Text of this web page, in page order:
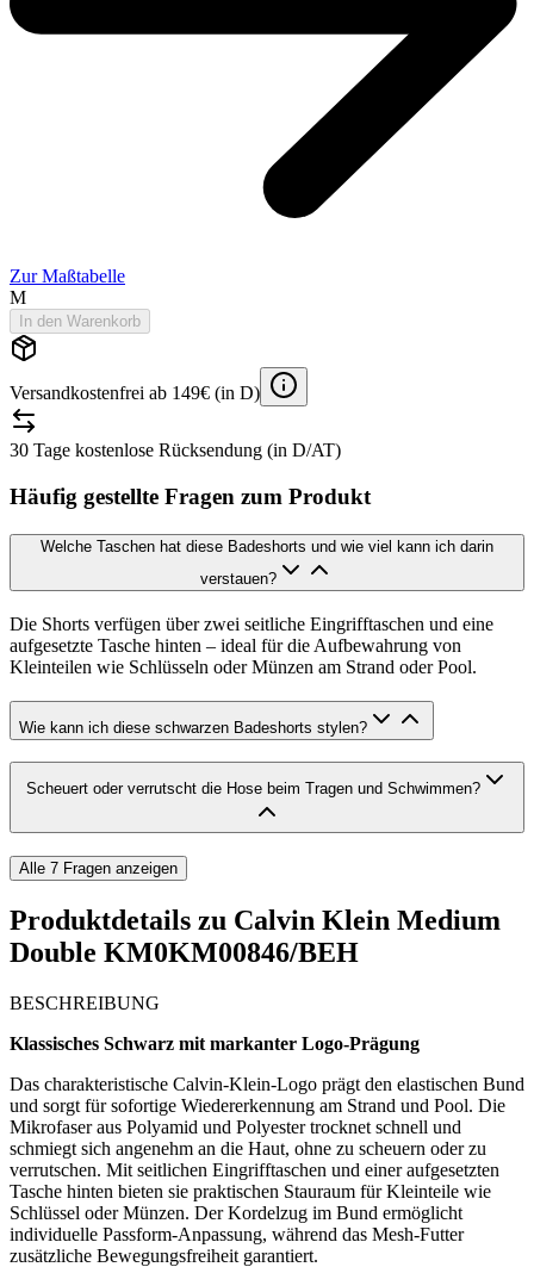
Zur Maßtabelle
M
In den Warenkorb
Versandkostenfrei ab 149€ (in D)
30 Tage kostenlose Rücksendung (in D/AT)
Häufig gestellte Fragen zum Produkt
Welche Taschen hat diese Badeshorts und wie viel kann ich darin
verstauen?
Die Shorts verfügen über zwei seitliche Eingrifftaschen und eine
aufgesetzte Tasche hinten – ideal für die Aufbewahrung von
Kleinteilen wie Schlüsseln oder Münzen am Strand oder Pool.
Wie kann ich diese schwarzen Badeshorts stylen?
Scheuert oder verrutscht die Hose beim Tragen und Schwimmen?
Alle 7 Fragen anzeigen
Produktdetails zu Calvin Klein Medium
Double KM0KM00846/BEH
BESCHREIBUNG
Klassisches Schwarz mit markanter Logo-Prägung
Das charakteristische Calvin-Klein-Logo prägt den elastischen Bund
und sorgt für sofortige Wiedererkennung am Strand und Pool. Die
Mikrofaser aus Polyamid und Polyester trocknet schnell und
schmiegt sich angenehm an die Haut, ohne zu scheuern oder zu
verrutschen. Mit seitlichen Eingrifftaschen und einer aufgesetzten
Tasche hinten bieten sie praktischen Stauraum für Kleinteile wie
Schlüssel oder Münzen. Der Kordelzug im Bund ermöglicht
individuelle Passform-Anpassung, während das Mesh-Futter
zusätzliche Bewegungsfreiheit garantiert.